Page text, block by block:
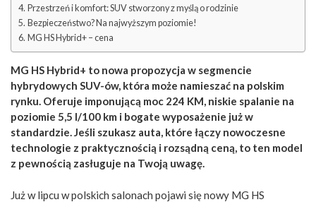
Przestrzeń i komfort: SUV stworzony z myślą o rodzinie
Bezpieczeństwo? Na najwyższym poziomie!
MG HS Hybrid+ – cena
MG HS Hybrid+ to nowa propozycja w segmencie
hybrydowych SUV-ów, która może namieszać na polskim
rynku. Oferuje imponującą moc 224 KM, niskie spalanie na
poziomie 5,5 l/100 km i bogate wyposażenie już w
standardzie. Jeśli szukasz auta, które łączy nowoczesne
technologie z praktycznością i rozsądną ceną, to ten model
z pewnością zasługuje na Twoją uwagę.
Już w lipcu w polskich salonach pojawi się nowy MG HS